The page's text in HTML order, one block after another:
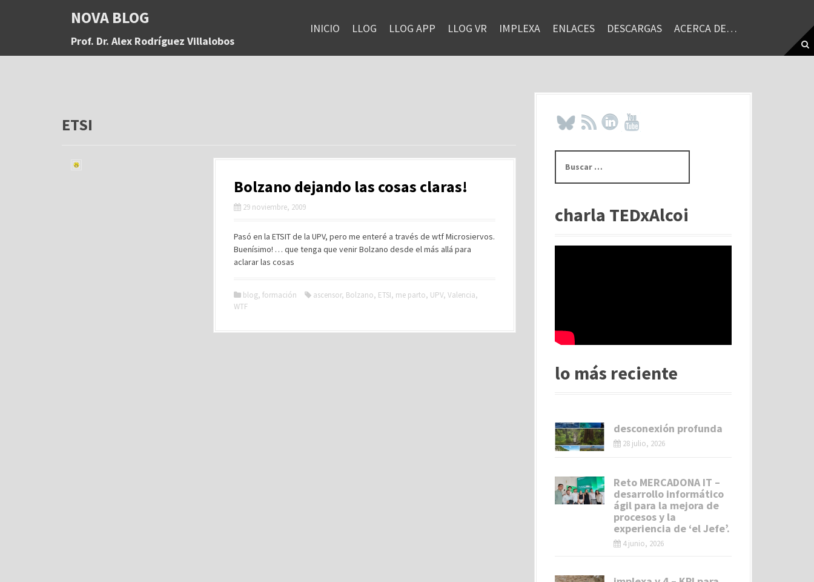
a
NOVA BLOG
Prof. Dr. Alex Rodríguez Villalobos
INICIO LLOG LLOG APP LLOG VR IMPLEXA ENLACES DESCARGAS ACERCA DE…
ETSI
Bolzano dejando las cosas claras!
29 noviembre, 2009
Pasó en la ETSIT de la UPV, pero me enteré a través de wtf Microsiervos.
Buenísimo! … que tenga que venir Bolzano desde el más allá para
aclarar las cosas
blog, formación ascensor, Bolzano, ETSI, me parto, UPV, Valencia,
WTF
s
rcharla TEDxAlcoi
lo más reciente
desconexión profunda
28 julio, 2026
Reto MERCADONA IT –
desarrollo informático
ágil para la mejora de
procesos y la
experiencia de ‘el Jefe’.
4 junio, 2026